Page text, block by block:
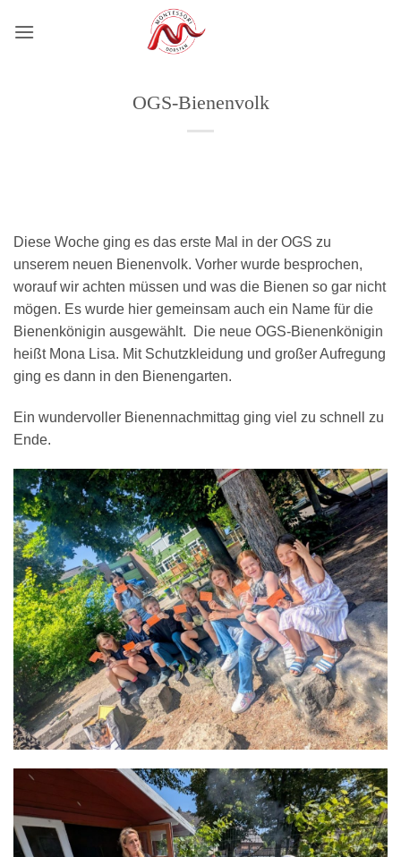
Inhalt
OGS-Bienenvolk
Diese Woche ging es das erste Mal in der OGS zu
unserem neuen Bienenvolk. Vorher wurde besprochen,
worauf wir achten müssen und was die Bienen so gar nicht
mögen. Es wurde hier gemeinsam auch ein Name für die
Bienenkönigin ausgewählt. Die neue OGS-Bienenkönigin
heißt Mona Lisa. Mit Schutzkleidung und großer Aufregung
ging es dann in den Bienengarten.
Ein wundervoller Bienennachmittag ging viel zu schnell zu
Ende.